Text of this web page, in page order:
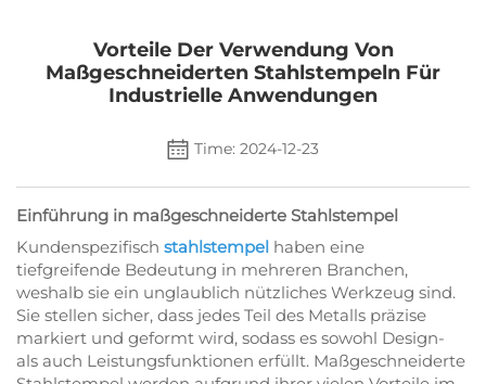
Kontaktieren Sie Uns
Vorteile Der Verwendung Von
Maßgeschneiderten Stahlstempeln Für
Industrielle Anwendungen
Time: 2024-12-23
Einführung in maßgeschneiderte Stahlstempel
Kundenspezifisch stahlstempel haben eine
tiefgreifende Bedeutung in mehreren Branchen,
weshalb sie ein unglaublich nützliches Werkzeug sind.
Sie stellen sicher, dass jedes Teil des Metalls präzise
markiert und geformt wird, sodass es sowohl Design-
als auch Leistungsfunktionen erfüllt. Maßgeschneiderte